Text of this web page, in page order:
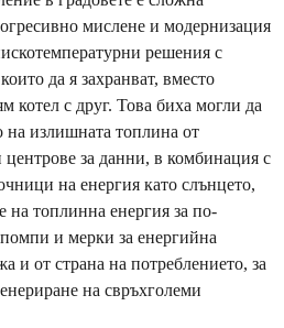
мислене и модернизация
решения с
да я захранват, вместо
котел с друг. Това биха могли да
на излишната топлина от
за данни, в комбинация с
на енергия като слънцето,
на топлинна енергия за по-
и мерки за енергийна
и от страна на потреблението, за
на свръхголеми